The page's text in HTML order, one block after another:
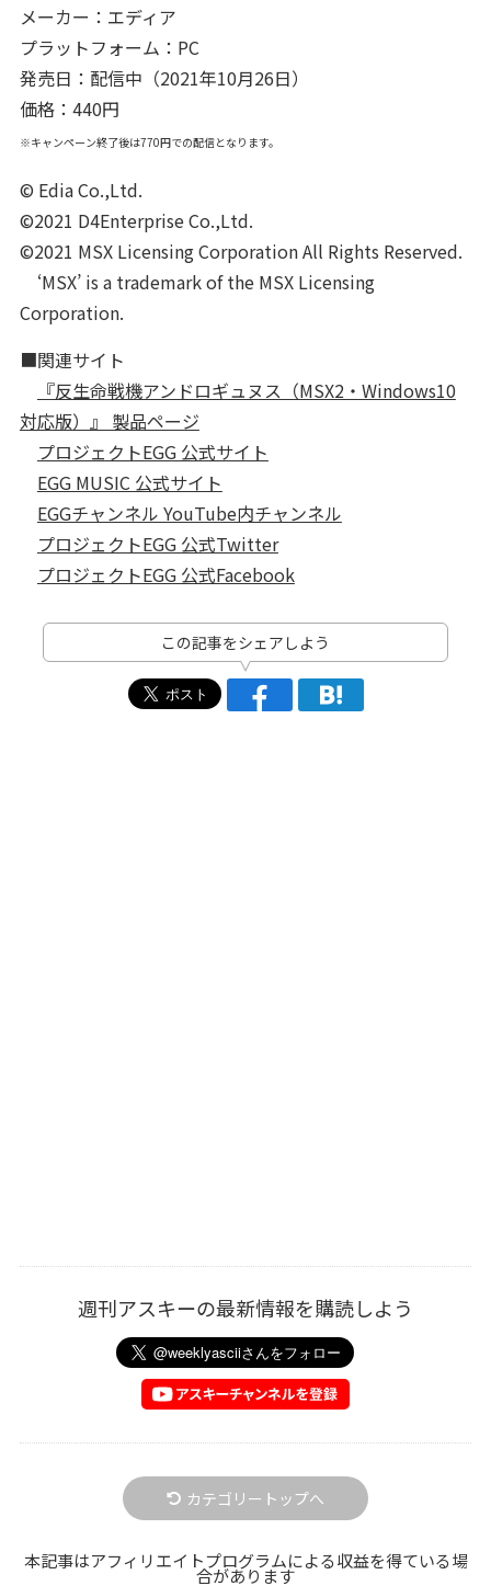
メーカー：エディア
プラットフォーム：PC
発売日：配信中（2021年10月26日）
価格：440円
※キャンペーン終了後は770円での配信となります。
© Edia Co.,Ltd.
©2021 D4Enterprise Co.,Ltd.
©2021 MSX Licensing Corporation All Rights Reserved.
‘MSX’ is a trademark of the MSX Licensing
Corporation.
■関連サイト
『反生命戦機アンドロギュヌス（MSX2・Windows10
対応版）』 製品ページ
プロジェクトEGG 公式サイト
EGG MUSIC 公式サイト
EGGチャンネル YouTube内チャンネル
プロジェクトEGG 公式Twitter
プロジェクトEGG 公式Facebook
この記事をシェアしよう
週刊アスキーの最新情報を購読しよう
カテゴリートップへ
本記事はアフィリエイトプログラムによる収益を得ている場
合があります